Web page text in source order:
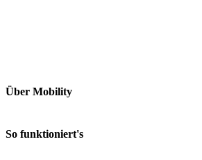
Über Mobility
Jobs & Karriere
So funktioniert's